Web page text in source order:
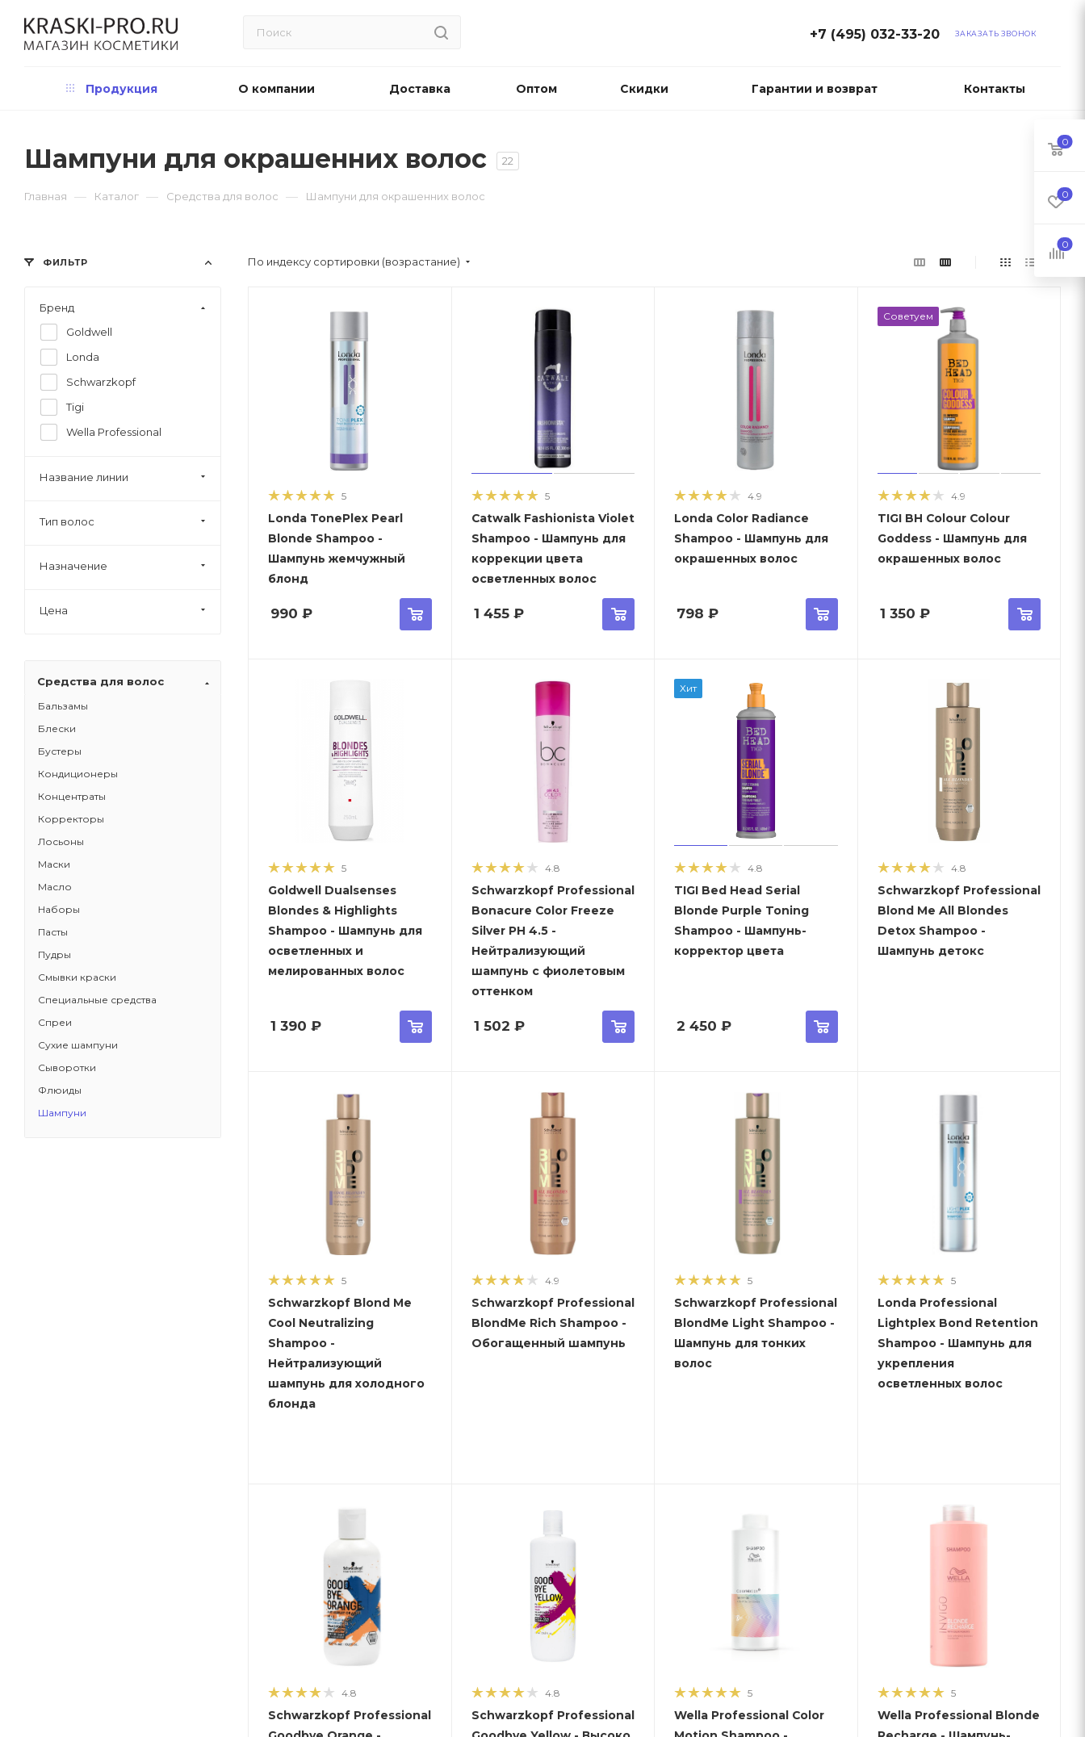
+7 (495) 032-33-20 ЗАКАЗАТЬ ЗВОНОК
Продукция О компании Доставка Оптом Скидки Гарантии и возврат Контакты
Шампуни для окрашенних волос 22
Главная — Каталог — Средства для волос — Шампуни для окрашенних волос
По индексу сортировки (возрастание)
5
Londa TonePlex Pearl
Blonde Shampoo -
Шампунь жемчужный
блонд
990 ₽
5
Catwalk Fashionista Violet
Shampoo - Шампунь для
коррекции цвета
осветленных волос
1 455₽
4.9
Londa Color Radiance
Shampoo - Шампунь для
окрашенных волос
798 ₽
Советуем
4.9
TIGI BH Colour Colour
Goddess - Шампунь для
окрашенных волос
1 350 ₽
5
Goldwell Dualsenses
Blondes & Highlights
Shampoo - Шампунь для
осветленных и
мелированных волос
1 390 ₽
4.8
Schwarzkopf Professional
Bonacure Color Freeze
Silver PH 4.5 -
Нейтрализующий
шампунь с фиолетовым
оттенком
1 502 ₽
Хит
4.8
TIGI Bed Head Serial
Blonde Purple Toning
Shampoo - Шампунь-
корректор цвета
2 450 ₽
4.8
Schwarzkopf Professional
Blond Me All Blondes
Detox Shampoo -
Шампунь детокс
5
Schwarzkopf Blond Me
Cool Neutralizing
Shampoo -
Нейтрализующий
шампунь для холодного
блонда
4.9
Schwarzkopf Professional
BlondMe Rich Shampoo -
Обогащенный шампунь
5
Schwarzkopf Professional
BlondMe Light Shampoo -
Шампунь для тонких
волос
5
Londa Professional
Lightplex Bond Retention
Shampoo - Шампунь для
укрепления
осветленных волос
4.8
Schwarzkopf Professional
4.8
Schwarzkopf Professional
5
Wella Professional Color
5
Wella Professional Blonde
ФИЛЬТР
Бренд
Goldwell
Londa
Schwarzkopf
Tigi
Wella Professional
Название линии
Тип волос
Назначение
Цена
Средства для волос
Бальзамы
Блески
Бустеры
Кондиционеры
Концентраты
Корректоры
Лосьоны
Маски
Масло
Наборы
Пасты
Пудры
Смывки краски
Специальные средства
Спреи
Сухие шампуни
Сыворотки
Флюиды
Шампуни
0
0
0